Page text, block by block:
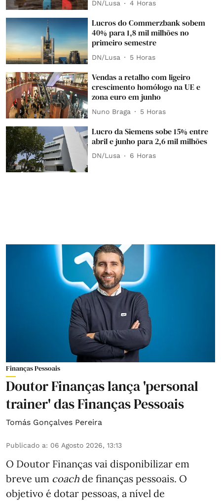
DN/Lusa 4 Horas
Lucros do Commerzbank sobem
40% para 1,8 mil milhões no
primeiro semestre
DN/Lusa 5 Horas
Vendas a retalho com ligeiro
crescimento homólogo na UE e
zona euro em junho
Nuno Braga 5 Horas
Lucro da Siemens sobe 15% entre
abril e junho para 2,6 mil milhões
DN/Lusa 6 Horas
Finanças Pessoais
Doutor Finanças lança 'personal
trainer' das Finanças Pessoais
Tomás Gonçalves Pereira
Publicado a: 06 Agosto 2026, 13:13
O Doutor Finanças vai disponibilizar em
breve um coach de finanças pessoais. O
objetivo é dotar pessoas, a nível de